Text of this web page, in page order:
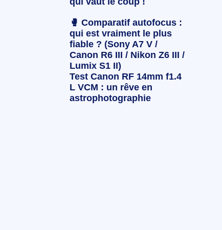
🥊 Comparatif autofocus :
qui est vraiment le plus
fiable ? (Sony A7 V /
Canon R6 III / Nikon Z6 III /
Lumix S1 II)
Test Canon RF 14mm f1.4
L VCM : un rêve en
astrophotographie